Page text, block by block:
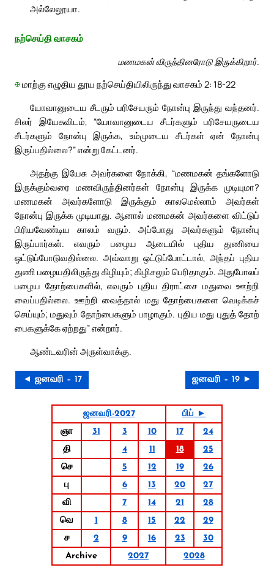
அல்லேலூயா.
நற்செய்தி வாசகம்
மணமகன் விருந்தினரோடு இருக்கிறார்.
✠மாற்கு எழுதிய தூய நற்செய்தியிலிருந்து வாசகம் 2: 18-22
யோவானுடைய சீடரும் பரிசேயரும் நோன்பு இருந்து வந்தனர்.
சிலர் இயேசுவிடம், “யோவானுடைய சீடர்களும் பரிசேயருடைய
சீடர்களும் நோன்பு இருக்க, உம்முடைய சீடர்கள் ஏன் நோன்பு
இருப்பதில்லை?” என்று கேட்டனர்.
அதற்கு இயேசு அவர்களை நோக்கி, “மணமகன் தங்களோடு
இருக்கும்வரை மணவிருந்தினர்கள் நோன்பு இருக்க முடியுமா?
மணமகன் அவர்களோடு இருக்கும் காலமெல்லாம் அவர்கள்
நோன்பு இருக்க முடியாது. ஆனால் மணமகன் அவர்களை விட்டுப்
பிரியவேண்டிய காலம் வரும். அப்போது அவர்களும் நோன்பு
இருப்பார்கள். எவரும் பழைய ஆடையில் புதிய துணியை
ஒட்டுப்போடுவதில்லை. அவ்வாறு ஒட்டுப்போட்டால், அந்தப் புதிய
துணி பழையதிலிருந்து கிழியும்; கிழிசலும் பெரிதாகும். அதுபோலப்
பழைய தோற்பைகளில், எவரும் புதிய திராட்சை மதுவை ஊற்றி
வைப்பதில்லை. ஊற்றி வைத்தால் மது தோற்பைகளை வெடிக்கச்
செய்யும்; மதுவும் தோற்பைகளும் பாழாகும். புதிய மது புதுத் தோற்
பைகளுக்கே ஏற்றது” என்றார்.
ஆண்டவரின் அருள்வாக்கு.
◄ ஜனவரி – 17 ஜனவரி – 19 ►
ஜனவரி-2027
பிப் ►
ஞா
31 3 10 17
24
தி
4 11 18
25
செ
5 12 19
26
பு
6 13 20
27
வி
7 14 21
28
வெ
1 8 15 22
29
ச
2 9 16 23
30
Archive
2027 2028